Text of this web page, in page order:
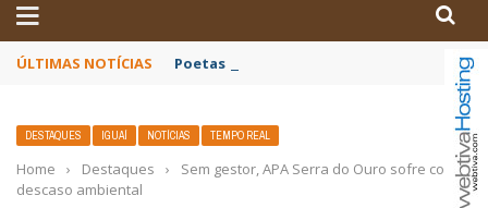
ÚLTIMAS NOTÍCIAS Poetas baianos representam o Brasil no
DESTAQUES IGUAÍ NOTÍCIAS TEMPO REAL
Home › Destaques ›
Sem gestor, APA Serra do Ouro sofre com o
descaso ambiental